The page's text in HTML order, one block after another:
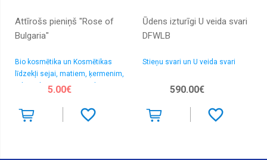
Attīrošs pieniņš "Rose of
Bulgaria"
Bio kosmētika un Kosmētikas
līdzekļi sejai, matiem, ķermenim,
rokām, kājām > Sejas ādas
5.00€
Ūdens izturīgi U veida svari
DFWLB
Stieņu svari un U veida svari
590.00€